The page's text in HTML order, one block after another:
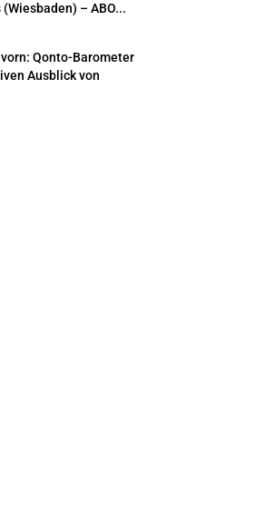
– ABO...
Qonto-Barometer
Ausblick von